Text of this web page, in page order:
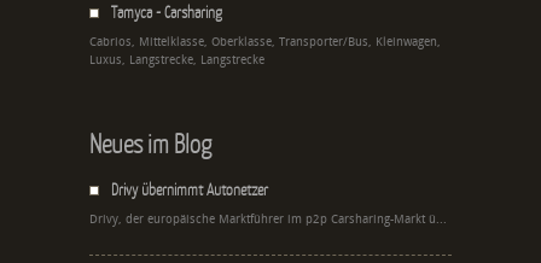
Tamyca - Carsharing
Cabrios, Mittelklasse, Oberklasse, Transporter/Bus, Kleinwagen,
Luxus, Langstrecke, Langstrecke
Neues im Blog
Drivy übernimmt Autonetzer
Drivy, der europäische Marktführer im p2p Carsharing-Markt ü...